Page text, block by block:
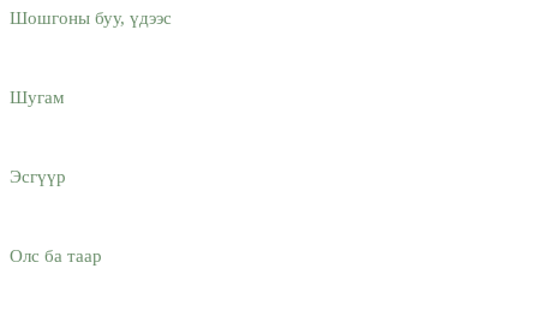
Шошгоны буу, үдээс
Шугам
Эсгүүр
Олс ба таар